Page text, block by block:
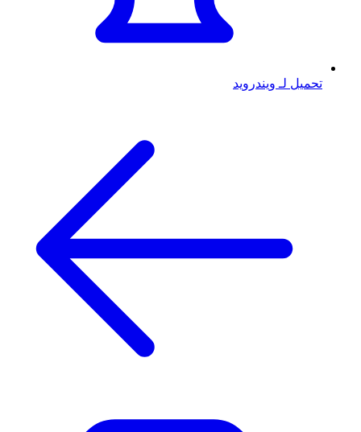
تحميل لـ ويندرويد